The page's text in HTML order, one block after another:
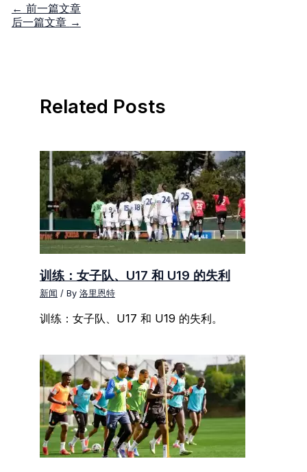
← 前一篇文章
后一篇文章 →
Related Posts
训练：女子队、U17 和 U19 的失利
新闻 / By 洛里恩特
训练：女子队、U17 和 U19 的失利。